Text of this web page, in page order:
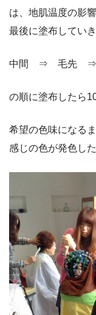
は、地肌温度の影
最後に塗布していき
中間 ⇒ 毛先 ⇒
の順に塗布したら
希望の色味になる
感じの色が発色し